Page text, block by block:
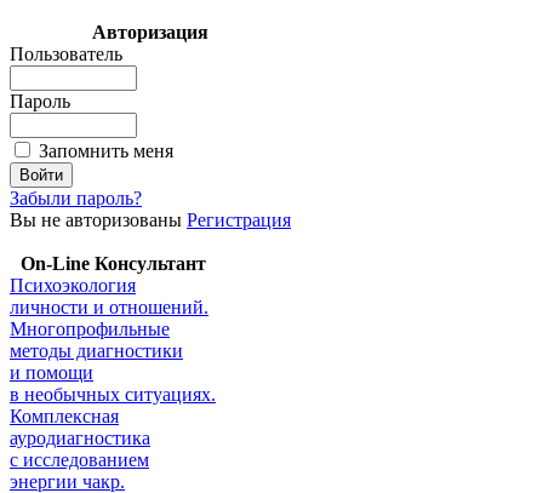
Авторизация
Пользователь
Пароль
Запомнить меня
Забыли пароль?
Вы не авторизованы Регистрация
On-Line Консультант
Психоэкология
личности и отношений.
Многопрофильные
методы диагностики
и помощи
в необычных ситуациях.
Комплексная
ауродиагностика
с исследованием
энергии чакр.